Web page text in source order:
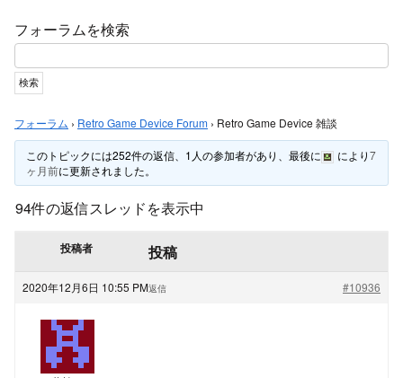
フォーラムを検索
フォーラム › Retro Game Device Forum › Retro Game Device 雑談
このトピックには252件の返信、1人の参加者があり、最後に により7
ヶ月前に更新されました。
94件の返信スレッドを表示中
投稿者 投稿
2020年12月6日 10:55 PM #10936
返信